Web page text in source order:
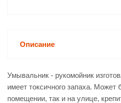
Описание
Умывальник - рукомойник
имеет токсичного запаха. Может
помещении, так и на улице,